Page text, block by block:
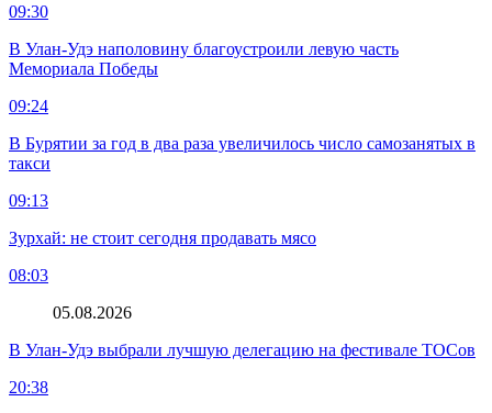
09:30
В Улан-Удэ наполовину благоустроили левую часть
Мемориала Победы
09:24
В Бурятии за год в два раза увеличилось число самозанятых в
такси
09:13
Зурхай: не стоит сегодня продавать мясо
08:03
05.08.2026
В Улан-Удэ выбрали лучшую делегацию на фестивале ТОСов
20:38